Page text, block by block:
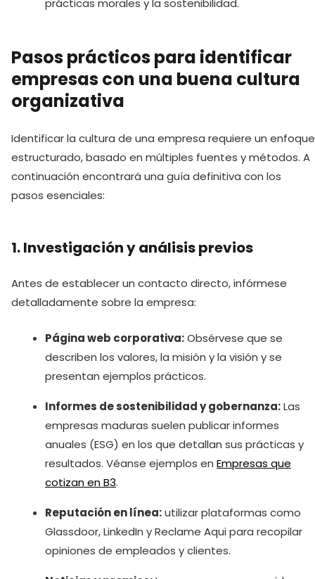
prácticas morales y la sostenibilidad.
Pasos prácticos para identificar
empresas con una buena cultura
organizativa
Identificar la cultura de una empresa requiere un enfoque
estructurado, basado en múltiples fuentes y métodos. A
continuación encontrará una guía definitiva con los
pasos esenciales:
1. Investigación y análisis previos
Antes de establecer un contacto directo, infórmese
detalladamente sobre la empresa:
Página web corporativa:Obsérvese que se
describen los valores, la misión y la visión y se
presentan ejemplos prácticos.
Informes de sostenibilidad y gobernanza:Las
empresas maduras suelen publicar informes
anuales (ESG) en los que detallan sus prácticas y
resultados. Véanse ejemplos en Empresas que
cotizan en B3.
Reputación en línea:utilizar plataformas como
Glassdoor, LinkedIn y Reclame Aqui para recopilar
opiniones de empleados y clientes.